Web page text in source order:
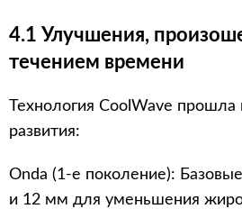
4.1 Улучшения,
течением времени
Технология CoolWave прошла
развития:
Onda (1-е поколение):
и 12 мм для уменьшения